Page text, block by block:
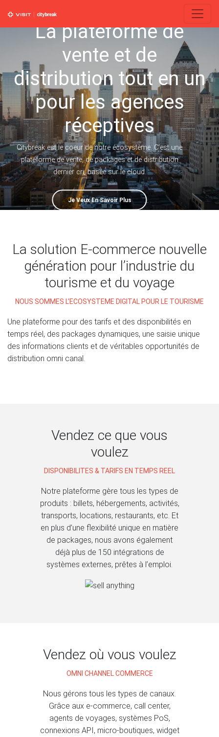
La plateforme de
vente et de
distribution tout en un
pour les agences
réceptives
Citybreak est le coeur de notre écosystème. C’est une
plateforme de vente, de packages et de distribution
dernier cri, basée sur le cloud.
Je Veux En Savoir Plus
La solution E-commerce nouvelle
génération pour l’industrie du
tourisme et du voyage
NOUS SOMMES L’ECOSYSTEME DIGITAL POUR LE TOURISME
Une plateforme pour des tarifs et des disponibilités en
temps réel, des packages dynamiques, une saisie unique
des informations clients et de véritables opportunités de
distribution omni canal.
Vendez ce que vous
voulez
DISPONIBILITES & TARIFS EN TEMPS REEL
Notre plateforme gère tous les types de
produits : billets, hébergements, activités,
transports, locations, restaurants, etc. Et
en plus d’une flexibilité unique en matière
de packages, nous avons également
déjà plus de 150 intégrations de
systèmes externes, prêtes à l’emploi.
Vendez où vous voulez
OMNI CHANNEL COMMERCE
Nous gérons tous les types de canaux.
Grâce aux e-commerce, call center,
agents de voyages, systèmes PoS,
connexions API, micro-boutiques, widget